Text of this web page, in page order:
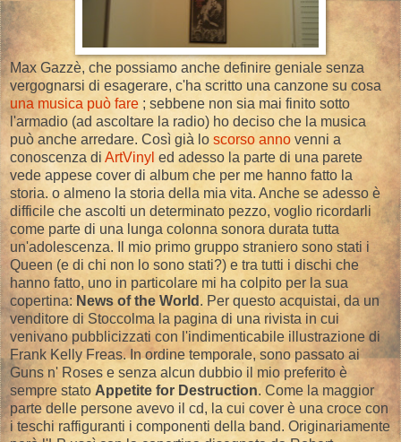
Max Gazzè, che possiamo anche definire geniale senza
vergognarsi di esagerare, c'ha scritto una canzone su cosa
una musica può fare ; sebbene non sia mai finito sotto
l'armadio (ad ascoltare la radio) ho deciso che la musica
può anche arredare. Così già lo scorso anno venni a
conoscenza di ArtVinyl ed adesso la parte di una parete
vede appese cover di album che per me hanno fatto la
storia. o almeno la storia della mia vita. Anche se adesso è
difficile che ascolti un determinato pezzo, voglio ricordarli
come parte di una lunga colonna sonora durata tutta
un'adolescenza. Il mio primo gruppo straniero sono stati i
Queen (e di chi non lo sono stati?) e tra tutti i dischi che
hanno fatto, uno in particolare mi ha colpito per la sua
copertina: News of the World . Per questo acquistai, da un
venditore di Stoccolma la pagina di una rivista in cui
venivano pubblicizzati con l'indimenticabile illustrazione di
Frank Kelly Freas. In ordine temporale, sono passato ai
Guns n' Roses e senza alcun dubbio il mio preferito è
sempre stato Appetite for Destruction. Come la maggior
parte delle persone avevo il cd, la cui cover è una croce con
i teschi raffiguranti i componenti della band. Originariamente